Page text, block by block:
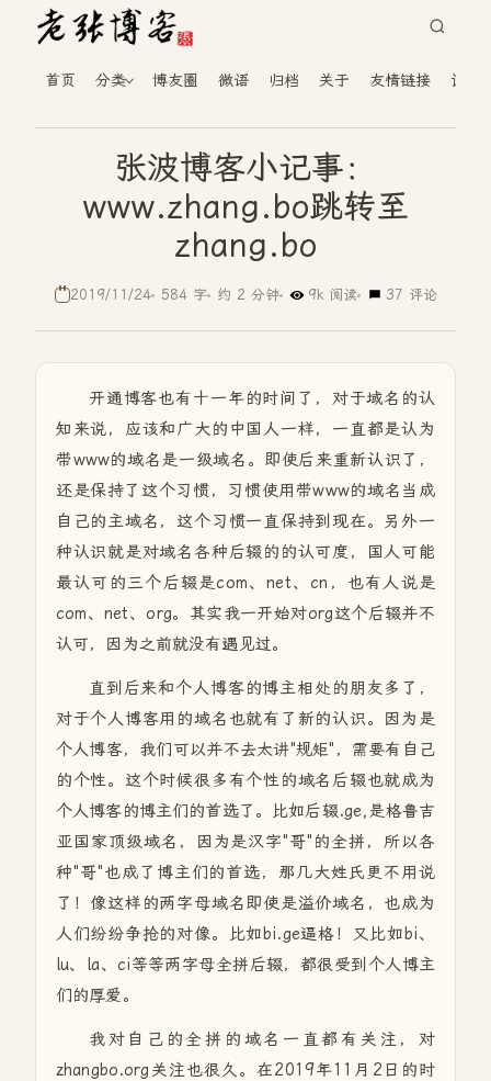
首页 分类 博友圈 微语 归档 关于 友情链接 读者
张波博客小记事：
www.zhang.bo跳转至
zhang.bo
2019/11/24 584 字 约 2 分钟 9k 阅读 37 评论
开通博客也有十一年的时间了，对于域名的认
知来说，应该和广大的中国人一样，一直都是认为
带www的域名是一级域名。即使后来重新认识了，
还是保持了这个习惯，习惯使用带www的域名当成
自己的主域名，这个习惯一直保持到现在。另外一
种认识就是对域名各种后辍的的认可度，国人可能
最认可的三个后辍是com、net、cn，也有人说是
com、net、org。其实我一开始对org这个后辍并不
认可，因为之前就没有遇见过。
直到后来和个人博客的博主相处的朋友多了，
对于个人博客用的域名也就有了新的认识。因为是
个人博客，我们可以并不去太讲"规矩"，需要有自己
的个性。这个时候很多有个性的域名后辍也就成为
个人博客的博主们的首选了。比如后辍.ge,是格鲁吉
亚国家顶级域名，因为是汉字"哥"的全拼，所以各
种"哥"也成了博主们的首选，那几大姓氏更不用说
了！像这样的两字母域名即使是溢价域名，也成为
人们纷纷争抢的对像。比如bi.ge逼格！又比如bi、
lu、la、ci等等两字母全拼后辍，都很受到个人博主
们的厚爱。
我对自己的全拼的域名一直都有关注，对
zhangbo.org关注也很久。在2019年11月2日的时